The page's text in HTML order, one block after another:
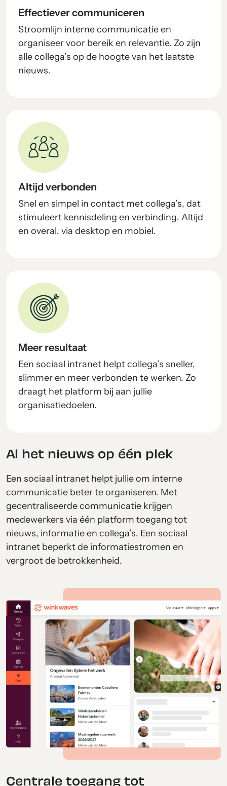
Effectiever communiceren
Stroomlijn interne communicatie en
organiseer voor bereik en relevantie. Zo zijn
alle collega’s op de hoogte van het laatste
nieuws.
Altijd verbonden
Snel en simpel in contact met collega’s, dat
stimuleert kennisdeling en verbinding. Altijd
en overal, via desktop en mobiel.
Meer resultaat
Een sociaal intranet helpt collega’s sneller,
slimmer en meer verbonden te werken. Zo
draagt het platform bij aan jullie
organisatiedoelen.
Al het nieuws op één plek
Een sociaal intranet helpt jullie om interne
communicatie beter te organiseren. Met
gecentraliseerde communicatie krijgen
medewerkers via één platform toegang tot
nieuws, informatie en collega’s. Een sociaal
intranet beperkt de informatiestromen en
vergroot de betrokkenheid.
Centrale toegang tot